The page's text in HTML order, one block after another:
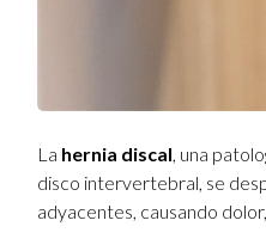
La hernia discal, una
disco intervertebral, se
adyacentes, causando